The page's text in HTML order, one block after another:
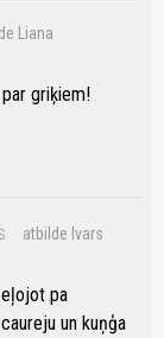
Liana
par griķiem!
atbilde Ivars
pa
un kuņģa